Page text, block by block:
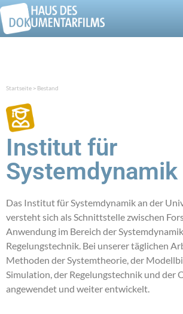
Startseite > Bestand
Institut für
Systemdynamik
Das Institut für Systemdynamik an der
versteht sich als Schnittstelle zwischen
Anwendung im Bereich der
Regelungstechnik. Bei unserer täglichen
Methoden der Systemtheorie, der
Simulation, der Regelungstechnik und der
angewendet und weiter entwickelt.